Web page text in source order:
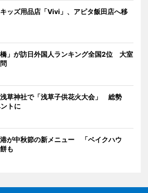
ッズ用品店「Vivi」、アピタ飯田店へ移
」が訪日外国人ランキング全国2位 大室
浅草神社で「浅草子供花火大会」 総勢
トに
が中秋節の新メニュー 「ベイクハウ
も